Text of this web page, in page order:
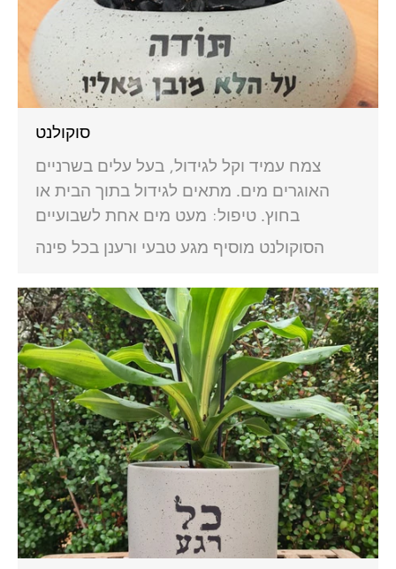
סוקולנט
צמח עמיד וקל לגידול, בעל עלים בשרניים
האוגרים מים. מתאים לגידול בתוך הבית או
בחוץ. טיפול: מעט מים אחת לשבועיים
הסוקולנט מוסיף מגע טבעי ורענן בכל פינה